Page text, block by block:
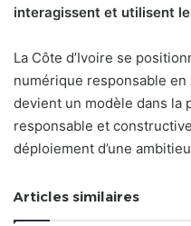
interagissent et utilisent
La Côte d’Ivoire se
numérique responsable en
devient un modèle dans la
responsable et
déploiement d’une
Articles similaires